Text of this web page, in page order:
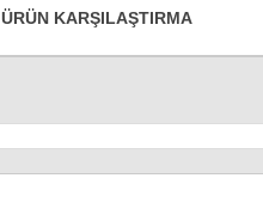
ÜRÜN KARŞILAŞTIRMA